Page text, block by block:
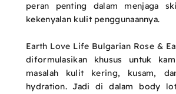
peran penting dalam menjaga
kekenyalan kulit penggunaannya.
Earth Love Life Bulgarian Rose &
diformulasikan khusus untuk
masalah kulit kering, kusam,
hydration. Jadi di dalam body